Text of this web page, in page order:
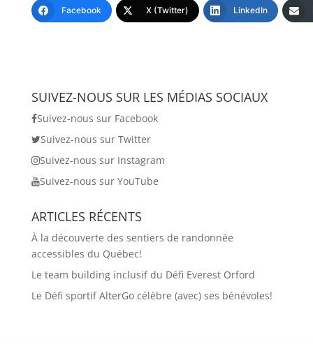
Facebook X (Twitter) LinkedIn
SUIVEZ-NOUS SUR LES MÉDIAS SOCIAUX
Suivez-nous sur Facebook
Suivez-nous sur Twitter
Suivez-nous sur Instagram
Suivez-nous sur YouTube
ARTICLES RÉCENTS
À la découverte des sentiers de randonnée
accessibles du Québec!
Le team building inclusif du Défi Everest Orford
Le Défi sportif AlterGo célèbre (avec) ses bénévoles!